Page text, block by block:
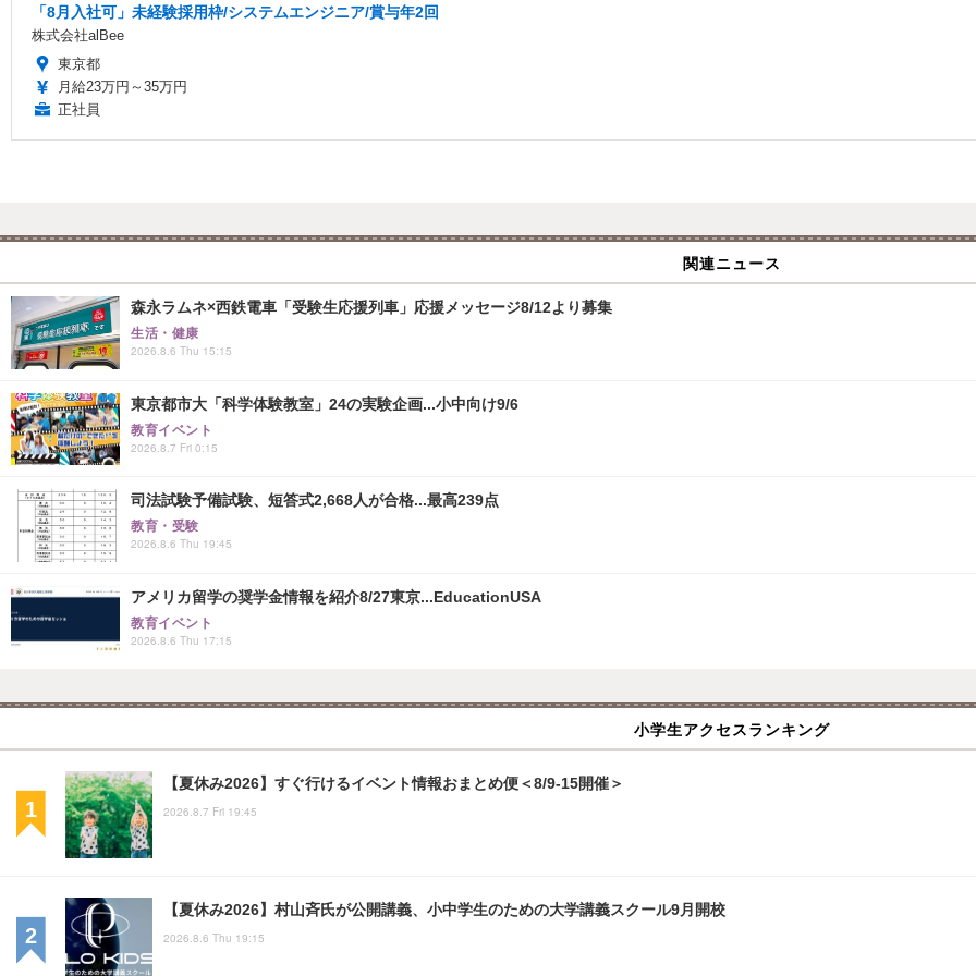
「8月入社可」未経験採用枠/システムエンジニア/賞与年2回
株式会社alBee
東京都
月給23万円～35万円
正社員
関連ニュース
森永ラムネ×西鉄電車「受験生応援列車」応援メッセージ8/12より募集
生活・健康
2026.8.6 Thu 15:15
東京都市大「科学体験教室」24の実験企画...小中向け9/6
教育イベント
2026.8.7 Fri 0:15
司法試験予備試験、短答式2,668人が合格...最高239点
教育・受験
2026.8.6 Thu 19:45
アメリカ留学の奨学金情報を紹介8/27東京...EducationUSA
教育イベント
2026.8.6 Thu 17:15
小学生アクセスランキング
【夏休み2026】すぐ行けるイベント情報おまとめ便＜8/9-15開催＞
2026.8.7 Fri 19:45
【夏休み2026】村山斉氏が公開講義、小中学生のための大学講義スクール9月開校
2026.8.6 Thu 19:15